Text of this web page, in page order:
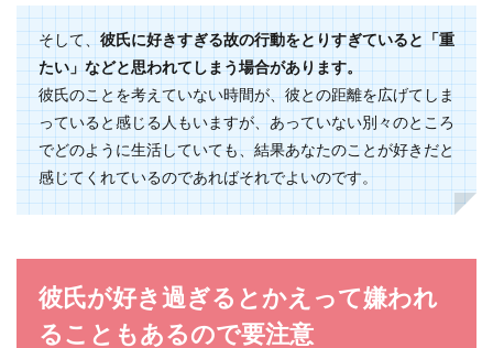
そして、彼氏に好きすぎる故の行動をとりすぎていると「重
たい」などと思われてしまう場合があります。
彼氏のことを考えていない時間が、彼との距離を広げてしま
っていると感じる人もいますが、あっていない別々のところ
でどのように生活していても、結果あなたのことが好きだと
感じてくれているのであればそれでよいのです。
彼氏が好き過ぎるとかえって嫌われ
ることもあるので要注意